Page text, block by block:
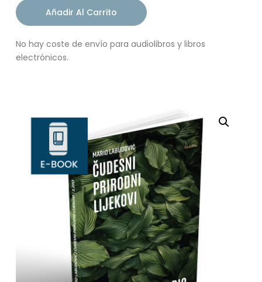
Añadir Al Carrito
No hay coste de envío para audiolibros y libros
electrónicos.